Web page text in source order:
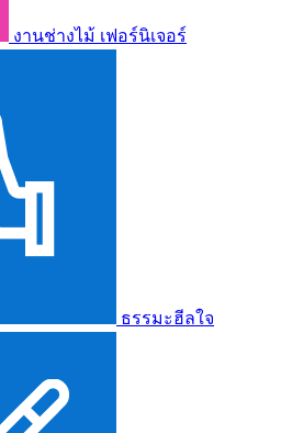
งานช่างไม้ เฟอร์นิเจอร์
ธรรมะฮีลใจ